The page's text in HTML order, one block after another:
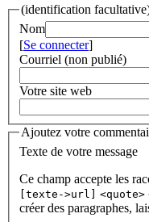
(identification
Nom
[Se connecter]
Courriel (non publié)
Votre site web
Ajoutez votre
Texte de votre message
Ce champ accepte les
[texte->url] <quote>
créer des paragraphes,